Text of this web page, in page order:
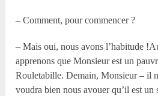
– Comment, pour commencer ?
– Mais oui, nous avons l’habitude
apprenons que Monsieur est un
Rouletabille. Demain, Monsieur – il
voudra bien nous avouer qu’il est